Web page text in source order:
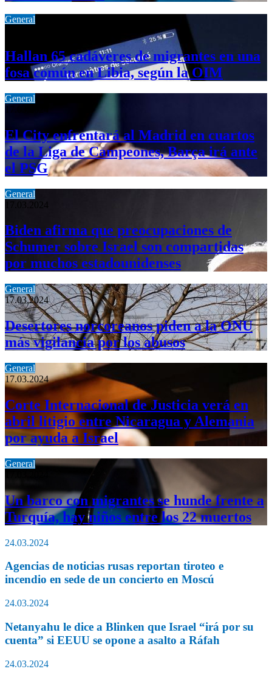
General
Hallan 65 cadáveres de migrantes en una
fosa común en Libia, según la OIM
General
17.03.2024
El City enfrentará al Madrid en cuartos
de la Liga de Campeones, Barça irá ante
el PSG
General
17.03.2024
Biden afirma que preocupaciones de
Schumer sobre Israel son compartidas
por muchos estadounidenses
General
17.03.2024
Desertores norcoreanos piden a la ONU
más vigilancia por los abusos
General
17.03.2024
Corte Internacional de Justicia verá en
abril litigio entre Nicaragua y Alemania
por ayuda a Israel
General
Un barco con migrantes se hunde frente a
Turquía, hay niños entre los 22 muertos
24.03.2024
Agencias de noticias rusas reportan tiroteo e
incendio en sede de un concierto en Moscú
24.03.2024
Netanyahu le dice a Blinken que Israel “irá por su
cuenta” si EEUU se opone a asalto a Ráfah
24.03.2024